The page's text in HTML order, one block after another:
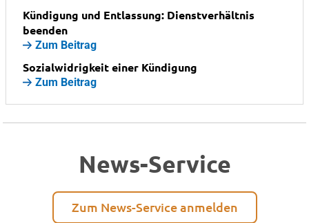
Kündigung und Entlassung: Dienstverhältnis
beenden
Zum Beitrag
Sozialwidrigkeit einer Kündigung
Zum Beitrag
News-Service
Zum News-Service anmelden